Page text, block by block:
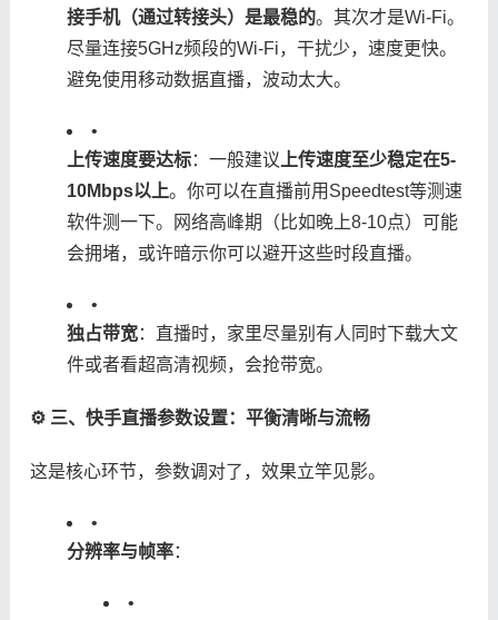
接手机（通过转接头）是最稳的​​。其次才是Wi-Fi。
尽量连接5GHz频段的Wi-Fi，干扰少，速度更快。
避免使用移动数据直播，波动太大。
•
​上传速度要达标​​：一般建议​ ​上传速度至少稳定在5-
10Mbps以上​​。你可以在直播前用Speedtest等测速
软件测一下。网络高峰期（比如晚上8-10点）可能
会拥堵，或许暗示你可以避开这些时段直播。
•
​独占带宽​​：直播时，家里尽量别有人同时下载大文
件或者看超高清视频，会抢带宽。
​⚙️ 三、快手直播参数设置：平衡清晰与流畅​
这是核心环节，参数调对了，效果立竿见影。
•
​分辨率与帧率​​：
•